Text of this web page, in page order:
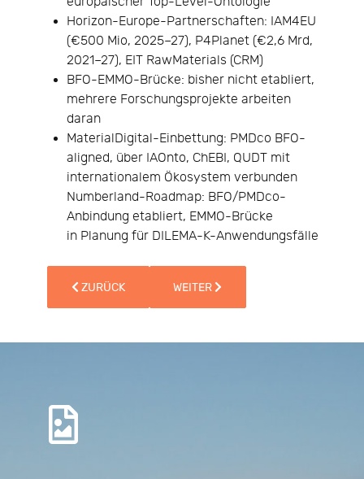
Horizon-Europe-Partnerschaften: IAM4EU
(€500 Mio, 2025–27), P4Planet (€2,6 Mrd,
2021–27), EIT RawMaterials (CRM)
BFO-EMMO-Brücke: bisher nicht etabliert,
mehrere Forschungsprojekte arbeiten
daran
MaterialDigital-Einbettung: PMDco BFO-
aligned, über IAOnto, ChEBI, QUDT mit
internationalem Ökosystem verbunden
Numberland-Roadmap: BFO/PMDco-
Anbindung etabliert, EMMO-Brücke
in Planung für DILEMA-K-Anwendungsfälle
VORHERIGER BEITRAG: EIN NEUES MATERIAL ZU
ZURÜCK NÄCHSTER BEITRAG: DER
WEITER